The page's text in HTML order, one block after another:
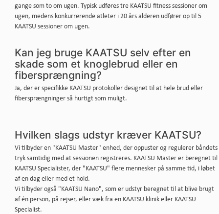
gange som to om ugen. Typisk udføres tre KAATSU fitness sessioner om
ugen, medens konkurrerende atleter i 20 års alderen udfører op til 5
KAATSU sessioner om ugen.
Kan jeg bruge KAATSU selv efter en
skade som et knoglebrud eller en
fibersprængning?
Ja, der er specifikke KAATSU protokoller designet til at hele brud eller
fibersprængninger så hurtigt som muligt.
Hvilken slags udstyr kræver KAATSU?
Vi tilbyder en "KAATSU Master" enhed, der oppuster og regulerer båndets
tryk samtidig med at sessionen registreres. KAATSU Master er beregnet til
KAATSU Specialister, der "KAATSU" flere mennesker på samme tid, i løbet
af en dag eller med et hold.
Vi tilbyder også "KAATSU Nano", som er udstyr beregnet til at blive brugt
af én person, på rejser, eller væk fra en KAATSU klinik eller KAATSU
Specialist.